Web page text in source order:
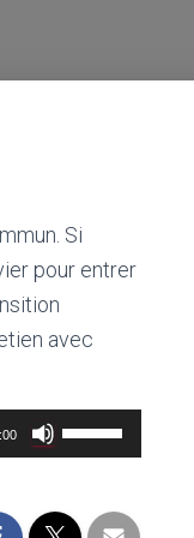
Si
pour entrer
avec
Utilisez
les
haut/bas